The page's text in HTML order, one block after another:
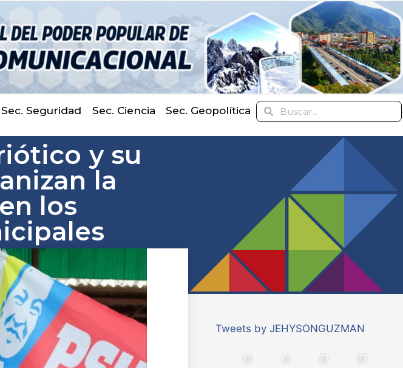
Sec. Seguridad Sec. Ciencia Sec. Geopolítica
y su
la
los
Tweets by JEHYSONGUZMAN